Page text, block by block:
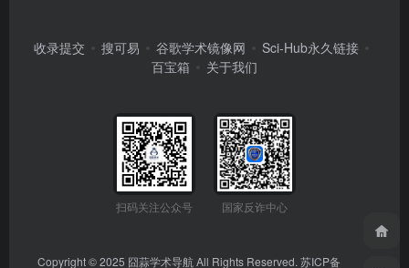
收录提交 搜可易 谷歌学术镜像网
Sci-Hub永久链接
百宝箱
关于我们
扫码关注公众号 国家反诈中心
Copyright © 2025 囧蒜学术导航 All Rights Reserved. 苏ICP备